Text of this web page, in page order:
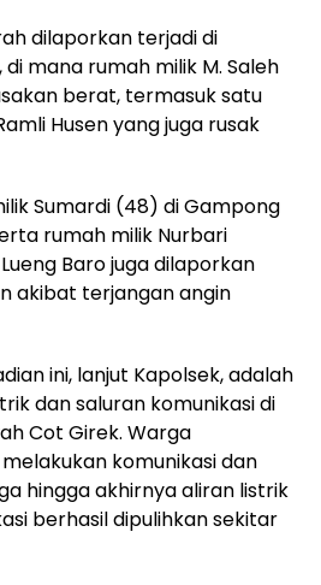
dilaporkan terjadi di
mana rumah milik M. Saleh
berat, termasuk satu
Husen yang juga rusak
Sumardi (48) di Gampong
rumah milik Nurbari
Baro juga dilaporkan
akibat terjangan angin
ini, lanjut Kapolsek, adalah
dan saluran komunikasi di
Cot Girek. Warga
komunikasi dan
hingga akhirnya aliran listrik
berhasil dipulihkan sekitar